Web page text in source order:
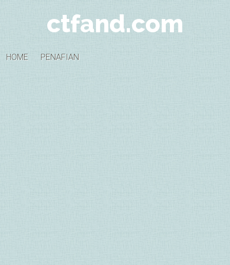
ctfand.com
HOME PENAFIAN